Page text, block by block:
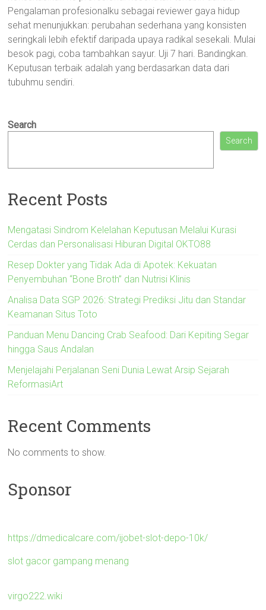
Pengalaman profesionalku sebagai reviewer gaya hidup
sehat menunjukkan: perubahan sederhana yang konsisten
seringkali lebih efektif daripada upaya radikal sesekali. Mulai
besok pagi, coba tambahkan sayur. Uji 7 hari. Bandingkan.
Keputusan terbaik adalah yang berdasarkan data dari
tubuhmu sendiri.
Search
Search
Recent Posts
Mengatasi Sindrom Kelelahan Keputusan Melalui Kurasi
Cerdas dan Personalisasi Hiburan Digital OKTO88
Resep Dokter yang Tidak Ada di Apotek: Kekuatan
Penyembuhan “Bone Broth” dan Nutrisi Klinis
Analisa Data SGP 2026: Strategi Prediksi Jitu dan Standar
Keamanan Situs Toto
Panduan Menu Dancing Crab Seafood: Dari Kepiting Segar
hingga Saus Andalan
Menjelajahi Perjalanan Seni Dunia Lewat Arsip Sejarah
ReformasiArt
Recent Comments
No comments to show.
Sponsor
https://dmedicalcare.com/ijobet-slot-depo-10k/
slot gacor gampang menang
virgo222.wiki